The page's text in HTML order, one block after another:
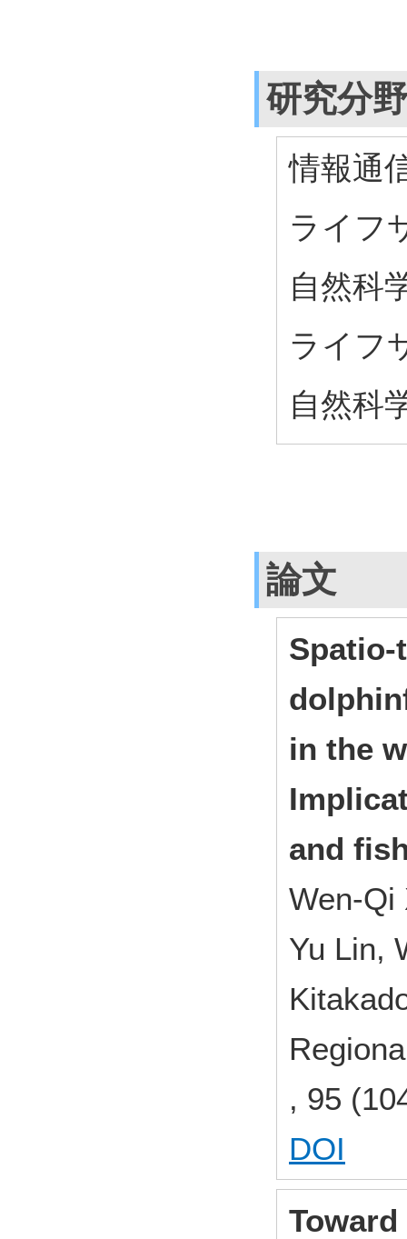
研究分野
情報通
ライフ
自然科
ライフ
自然科
論文
in the
and
Wen-Qi
Yu Lin,
, 95
DOI